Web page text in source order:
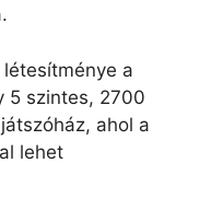
a
5 szintes, 2700
ahol a
lehet